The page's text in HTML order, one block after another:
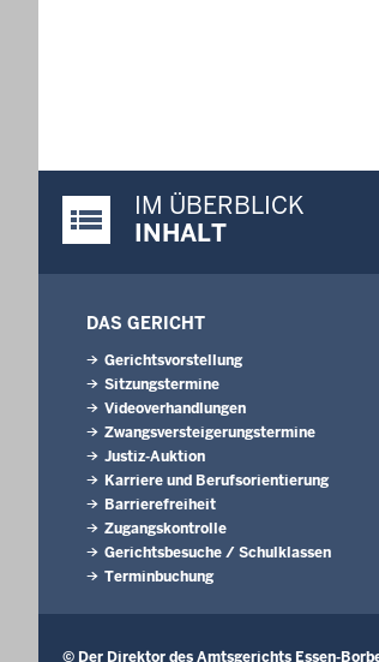
Justiz-Portal im Überblick:
IM ÜBERBLICK
INHALT
DAS GERICHT
Gerichtsvorstellung
Sitzungstermine
Videoverhandlungen
Zwangsversteigerungs­termine
Justiz-Auktion
Karriere und Berufsorientierung
Barrierefreiheit
Zugangskontrolle
Gerichtsbesuche / Schulklassen
Terminbuchung
© Der Direktor des Amtsgerichts Essen-